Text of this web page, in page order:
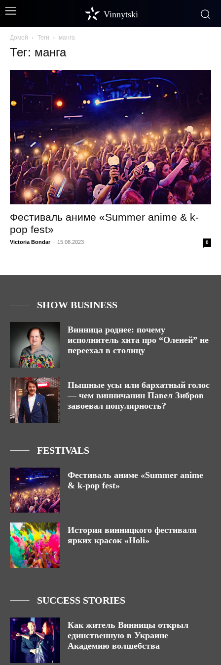
Vinnytski
Домой Теги манга
Тег: манга
Фестиваль аниме «Summer anime & k-
pop fest»
Victoria Bondar - 15.08.2023 0
SHOW BUSINESS
Винница роднее: почему
исполнитель хита про “Оленей” не
переехал в столицу
Пышные усы или бархатный голос
— чем винничанин Павел Зибров
завоевал популярность?
FESTIVALS
Фестиваль аниме «Summer anime
& k-pop fest»
История винницкого фестиваля
ярких красок «Holi»
SUCCESS STORIES
Как житель Винницы открыл
единственную в Украине
Академию волшебства